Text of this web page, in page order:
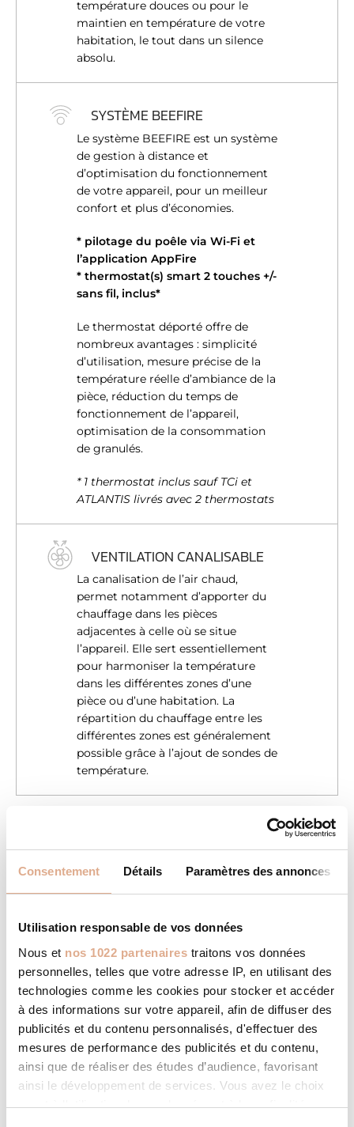
Consentement Détails Paramètres des annonces
Utilisation responsable de vos données
Nous et nos 1022 partenaires traitons vos données
personnelles, telles que votre adresse IP, en utilisant des
technologies comme les cookies pour stocker et accéder
à des informations sur votre appareil, afin de diffuser des
publicités et du contenu personnalisés, d'effectuer des
mesures de performance des publicités et du contenu,
ainsi que de réaliser des études d’audience, favorisant
ainsi le développement de services. Vous avez le choix
quant à l'utilisation de vos données et à leurs finalités.
température douces ou pour le
maintien en température de votre
habitation, le tout dans un silence
absolu.
SYSTÈME BEEFIRE
Le système BEEFIRE est un système
de gestion à distance et
d’optimisation du fonctionnement
de votre appareil, pour un meilleur
confort et plus d’économies.
* pilotage du poêle via Wi-Fi et
l’application AppFire
* thermostat(s) smart 2 touches +/-
sans fil, inclus*
Le thermostat déporté offre de
nombreux avantages : simplicité
d’utilisation, mesure précise de la
température réelle d’ambiance de la
pièce, réduction du temps de
fonctionnement de l’appareil,
optimisation de la consommation
de granulés.
* 1 thermostat inclus sauf TCi et
ATLANTIS livrés avec 2 thermostats
VENTILATION CANALISABLE
La canalisation de l’air chaud,
permet notamment d’apporter du
chauffage dans les pièces
adjacentes à celle où se situe
l’appareil. Elle sert essentiellement
pour harmoniser la température
dans les différentes zones d’une
pièce ou d’une habitation. La
répartition du chauffage entre les
différentes zones est généralement
possible grâce à l’ajout de sondes de
température.
Surface chauffée (m²) 102
Classe énergétique
91 – 92
Rendement saisonnier (%) 87
Emission CO (mg/Nm³) 78 – 206